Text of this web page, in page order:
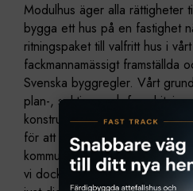
Modulhus äger alla rättigheter
bygga ett hus på en fastighet
ritningspaket till valfritt hus i
fackmannamässigt framställda
Svenska byggregler. Vårt
plan-, sektion- och
konstruktionsspecifikation. De
för att bygga ditt hus på ett
kommuner kan efterfråga olika
vi dock att du kollar upp vilka